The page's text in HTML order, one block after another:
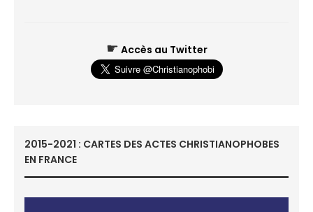
☛ Accès au Twitter
2015-2021 : CARTES DES ACTES CHRISTIANOPHOBES
EN FRANCE